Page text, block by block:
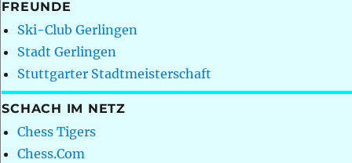
FREUNDE
Ski-Club Gerlingen
Stadt Gerlingen
Stuttgarter Stadtmeisterschaft
SCHACH IM NETZ
Chess Tigers
Chess.Com